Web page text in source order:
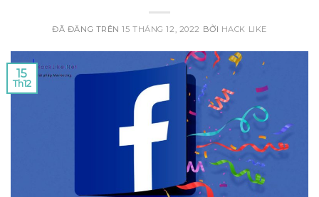
ĐÃ ĐĂNG TRÊN15 THÁNG 12, 2022 BỞI HACK LIKE
15
Th12